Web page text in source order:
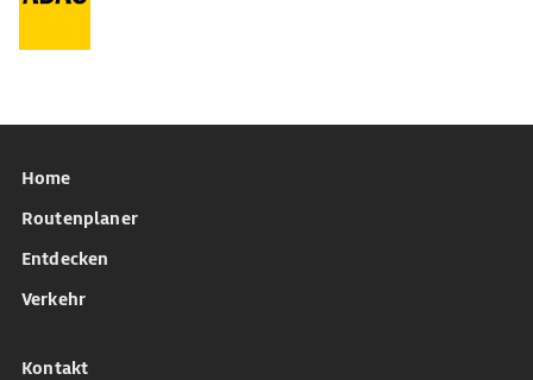
Home
Routenplaner
Entdecken
Verkehr
Kontakt